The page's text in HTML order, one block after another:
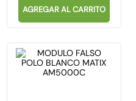
AGREGAR AL CARRITO